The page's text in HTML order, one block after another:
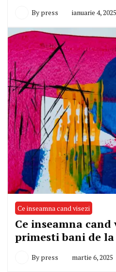
By press ianuarie 4, 2025
Ce inseamna cand visezi
Ce inseamna cand
primesti bani de
By press martie 6, 2025